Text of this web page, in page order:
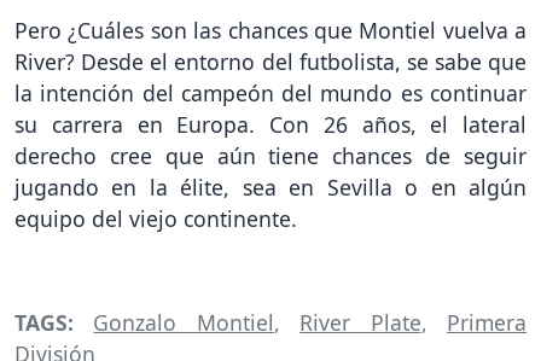
Pero ¿Cuáles son las chances que Montiel vuelva a
River? Desde el entorno del futbolista, se sabe que
la intención del campeón del mundo es continuar
su carrera en Europa. Con 26 años, el lateral
derecho cree que aún tiene chances de seguir
jugando en la élite, sea en Sevilla o en algún
equipo del viejo continente.
TAGS: Gonzalo Montiel, River Plate, Primera
División